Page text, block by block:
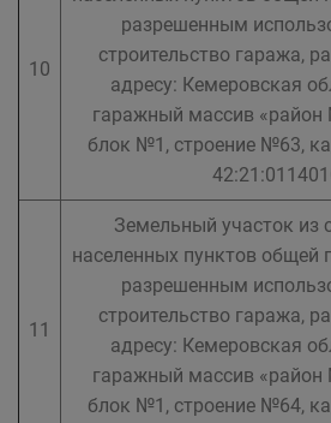
10
разрешенным
строительство гаража,
адресу: Кемеровская
гаражный массив «район
блок №1, строение №63,
11
Земельный участок из
населенных пунктов
разрешенным
строительство гаража,
адресу: Кемеровская
гаражный массив «район
блок №1, строение №64,